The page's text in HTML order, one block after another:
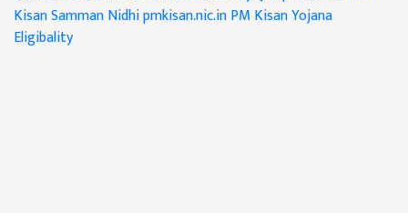
Kisan Samman Nidhipmkisan.nic.inPM Kisan Yojana
Eligibality